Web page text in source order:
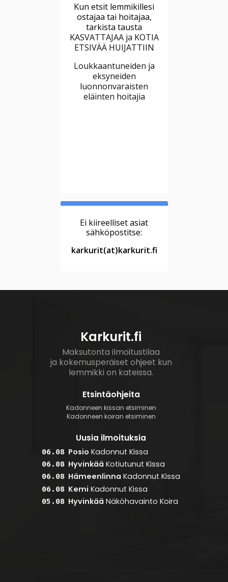
Kun etsit lemmikillesi
ostajaa tai hoitajaa,
tarkista tausta
KASVATTAJAA ja KOTIA
ETSIVÄÄ HUIJATTIIN
Loukkaantuneiden ja
eksyneiden
luonnonvaraisten
eläinten hoitajia
Ei kiireelliset asiat
sähköpostitse:
karkurit(at)karkurit.fi
Karkurit.fi
Maksutonta ilmoitustilaa
ja kokemusperäiset ohjeet kun
lemmikki on kateissa.
Etsintäohjeita
Kadonneen kissan etsiminen
Kadonneen koiran etsiminen
Uusia ilmoituksia
06.08 Posio Kadonnut Kissa
06.08 Hyvinkää Kotiutunut Kissa
06.08 Hämeenlinna Kadonnut Kissa
06.08 Kemi Kadonnut Kissa
05.08 Hyvinkää Näköhavainto Koira